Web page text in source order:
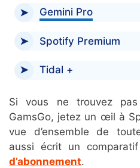
Gemini Pro
Spotify Premium
Tidal +
Si vous ne trouvez
GamsGo, jetez un œil à
vue d’ensemble de
aussi écrit un
d’abonnement.